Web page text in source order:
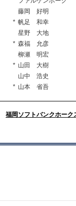
藤岡 好明
* 帆足 和幸
星野 大地
* 森福 允彦
柳瀬 明宏
* 山田 大樹
山中 浩史
* 山本 省吾
福岡ソフトバンクホーク